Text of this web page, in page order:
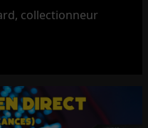
collectionneur